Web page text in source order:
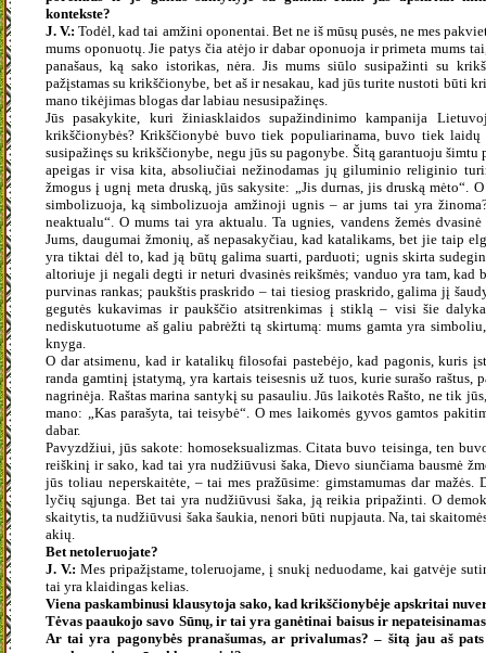
kontekste?
J. V.: Todėl, kad tai amžini oponentai. Bet ne iš mūsų pusės, ne mes
mums oponuotų. Jie patys čia atėjo ir dabar oponuoja ir primeta mums
panašaus, ką sako istorikas, nėra. Jis mums siūlo susipažinti su
pažįstamas su krikščionybe, bet aš ir nesakau, kad jūs turite nustoti būti
mano tikėjimas blogas dar labiau nesusipažinęs.
Jūs pasakykite, kuri žiniasklaidos supažindinimo kampanija
krikščionybės? Krikščionybė buvo tiek populiarinama, buvo tiek
susipažinęs su krikščionybe, negu jūs su pagonybe. Šitą garantuoju šimtu
apeigas ir visa kita, absoliučiai nežinodamas jų giluminio religinio
žmogus į ugnį meta druską, jūs sakysite: „Jis durnas, jis druską mėto“.
simbolizuoja, ką simbolizuoja amžinoji ugnis – ar jums tai yra
neaktualu“. O mums tai yra aktualu. Ta ugnies, vandens žemės
Jums, daugumai žmonių, aš nepasakyčiau, kad katalikams, bet jie taip
yra tiktai dėl to, kad ją būtų galima suarti, parduoti; ugnis skirta
altoriuje ji negali degti ir neturi dvasinės reikšmės; vanduo yra tam, kad
purvinas rankas; paukštis praskrido – tai tiesiog praskrido, galima jį
gegutės kukavimas ir paukščio atsitrenkimas į stiklą – visi šie
nediskutuotume aš galiu pabrėžti tą skirtumą: mums gamta yra
knyga.
O dar atsimenu, kad ir katalikų filosofai pastebėjo, kad pagonis, kuris
randa gamtinį įstatymą, yra kartais teisesnis už tuos, kurie surašo
nagrinėja. Raštas marina santykį su pasauliu. Jūs laikotės Rašto, ne tik
mano: „Kas parašyta, tai teisybė“. O mes laikomės gyvos gamtos
dabar.
Pavyzdžiui, jūs sakote: homoseksualizmas. Citata buvo teisinga, ten
reiškinį ir sako, kad tai yra nudžiūvusi šaka, Dievo siunčiama bausmė
jūs toliau neperskaitėte, – tai mes pražūsime: gimstamumas dar
lyčių sąjunga. Bet tai yra nudžiūvusi šaka, ją reikia pripažinti. O
skaitytis, ta nudžiūvusi šaka šaukia, nenori būti nupjauta. Na, tai
akių.
Bet netoleruojate?
J. V.: Mes pripažįstame, toleruojame, į snukį neduodame, kai gatvėje
tai yra klaidingas kelias.
Viena paskambinusi klausytoja sako, kad krikščionybėje apskritai
Tėvas paaukojo savo Sūnų, ir tai yra ganėtinai baisus ir
Ar tai yra pagonybės pranašumas, ar privalumas? – šitą jau aš